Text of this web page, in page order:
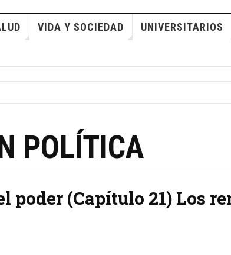
VIDA Y SOCIEDAD UNIVERSITARIOS
POLÍTICA
(Capítulo 21) Los